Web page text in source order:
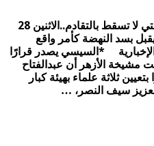
اعتقال الأطفال جريمة السيسي التي لا تسقط بالتقادم..الاثنين 28
بسد النهضة كأمر واقع
*السيسي يصدر قرارًا
مشيخة الأزهر أن عبدالفتاح
ثلاثة علماء بهيئة كبار
العزيز سيف النصر، …